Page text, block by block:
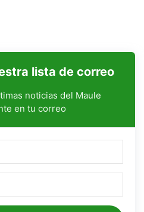
lista de correo
noticias del Maule
en tu correo